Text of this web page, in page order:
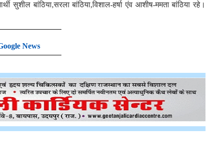
बांठिया,सरला बांठिया,विशाल-हर्षा एंव आशीष-ममता बांठिया रहे।
News